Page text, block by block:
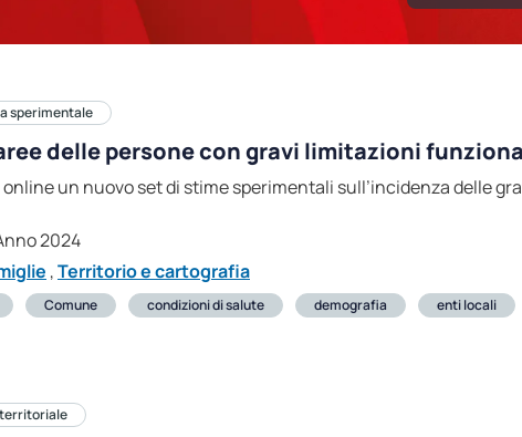
sperimentale
delle persone con gravi limitazioni
un nuovo set di stime sperimentali sull’incidenza delle
2024
,Territorio e cartografia
Comune condizioni di salute demografia enti locali